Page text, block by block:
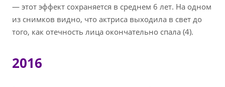
— этот эффект сохраняется в среднем 6 лет. На одном
из снимков видно, что актриса выходила в свет до
того, как отечность лица окончательно спала (4).
2016